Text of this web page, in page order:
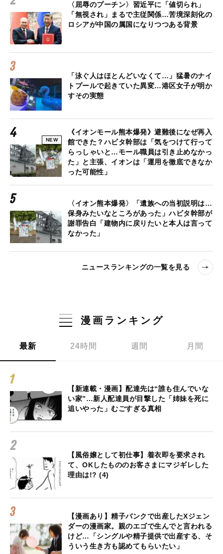
〈屈辱のプーチン〉習近平に「値切られ」
「無視され」まるで主従関係…苦境深刻化の
ロシアが中国の属国になりつつある背景
「泳ぐ人はほとんどいなくて…」猛暑のナイ
トプールで起きていた異変…港区女子が明か
すその実態
NEW
《イオンモール熊本爆発》避難後になぜ再入
館できた？ハビタ幹部は「気をつけて行って
らっしゃいと…モール職員は引き止めなかっ
た」と主張、イオンは「運用を徹底できなか
った可能性」
〈イオン熊本爆発〉「遺族への当初説明は…
保身みたいなところがあった」ハビタ幹部が
謝罪告白「建物内に戻りたいと本人は言って
なかった」
ニュースランキングの一覧を見る
漫画ランキング
最新 24時間 週間 月間
【新連載・漫画】配達先は“誰も住んでいな
い家”…新人配達員が目撃した「姉妹を死に
追いやった」むごすぎる真相
【風俗嬢として初仕事】着衣即を要求され
て、OKしたもののお客さまにマジギレした
理由は!? (4)
【漫画あり】精子バンクで出産したXジェン
ダーの漫画家。親のエゴで生んでと言われる
けど…「シングルや精子提供で出産する、そ
ういう生き方も認めてもらいたい」